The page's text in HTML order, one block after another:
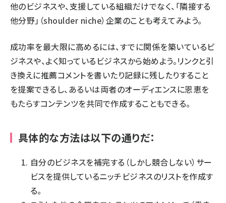
他のビジネスや、支援している組織だけでなく、「隣接する
他分野」（shoulder niche）企業のことも考えてみよう。
成功率を最大限に高めるには、すでに関係を築いているビ
ジネスや、よく知っているビジネスから始めよう。リンクと引
き換えに推薦コメントを書いたり記録に残したりすること
を提案できるし、あるいは両者のオーディエンスに恩恵を
もたらすコンテンツを共同で作成することもできる。
具体的な方法は以下の通りだ：
自分のビジネスを補完する（しかし競合しない）サー
ビスを提供しているニッチビジネスのリストを作成す
る。